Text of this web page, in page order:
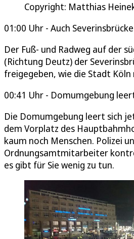
Copyright: Matthias
01:00 Uhr - Auch
Der Fuß- und Radweg auf der
(Richtung Deutz) der
freigegeben, wie die Stadt
00:41 Uhr - Domumgebung
Die Domumgebung leert sich
dem Vorplatz des
kaum noch Menschen. Polizei
Ordnungsamtmitarbeiter
es gibt für Sie wenig zu tun.